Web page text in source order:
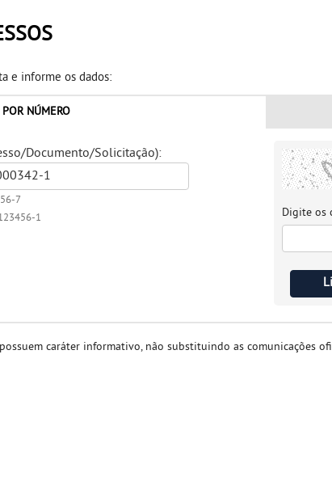
e informe os dados:
POR NÚMERO
Documento/Solicitação):
7
1
Digite os
caráter informativo, não substituindo as comunicações